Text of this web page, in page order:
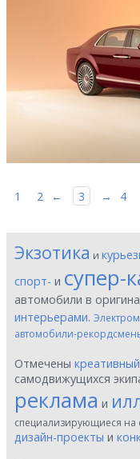
1 2 ← 3 → 4
Экзотика и
спорт- и супер-
автомобили в
интерьерами.
автомобили-
Отмечены креативный
самодвижущихся
реклама и
специализирующиеся на
дизайн-проекты и